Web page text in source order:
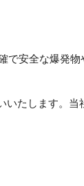
で安全な爆発物
いたします。当